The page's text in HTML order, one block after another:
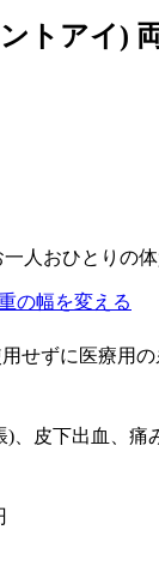
トアイ)
人おひとりの
の幅を変える
用せずに医療用
)、皮下出血、痛